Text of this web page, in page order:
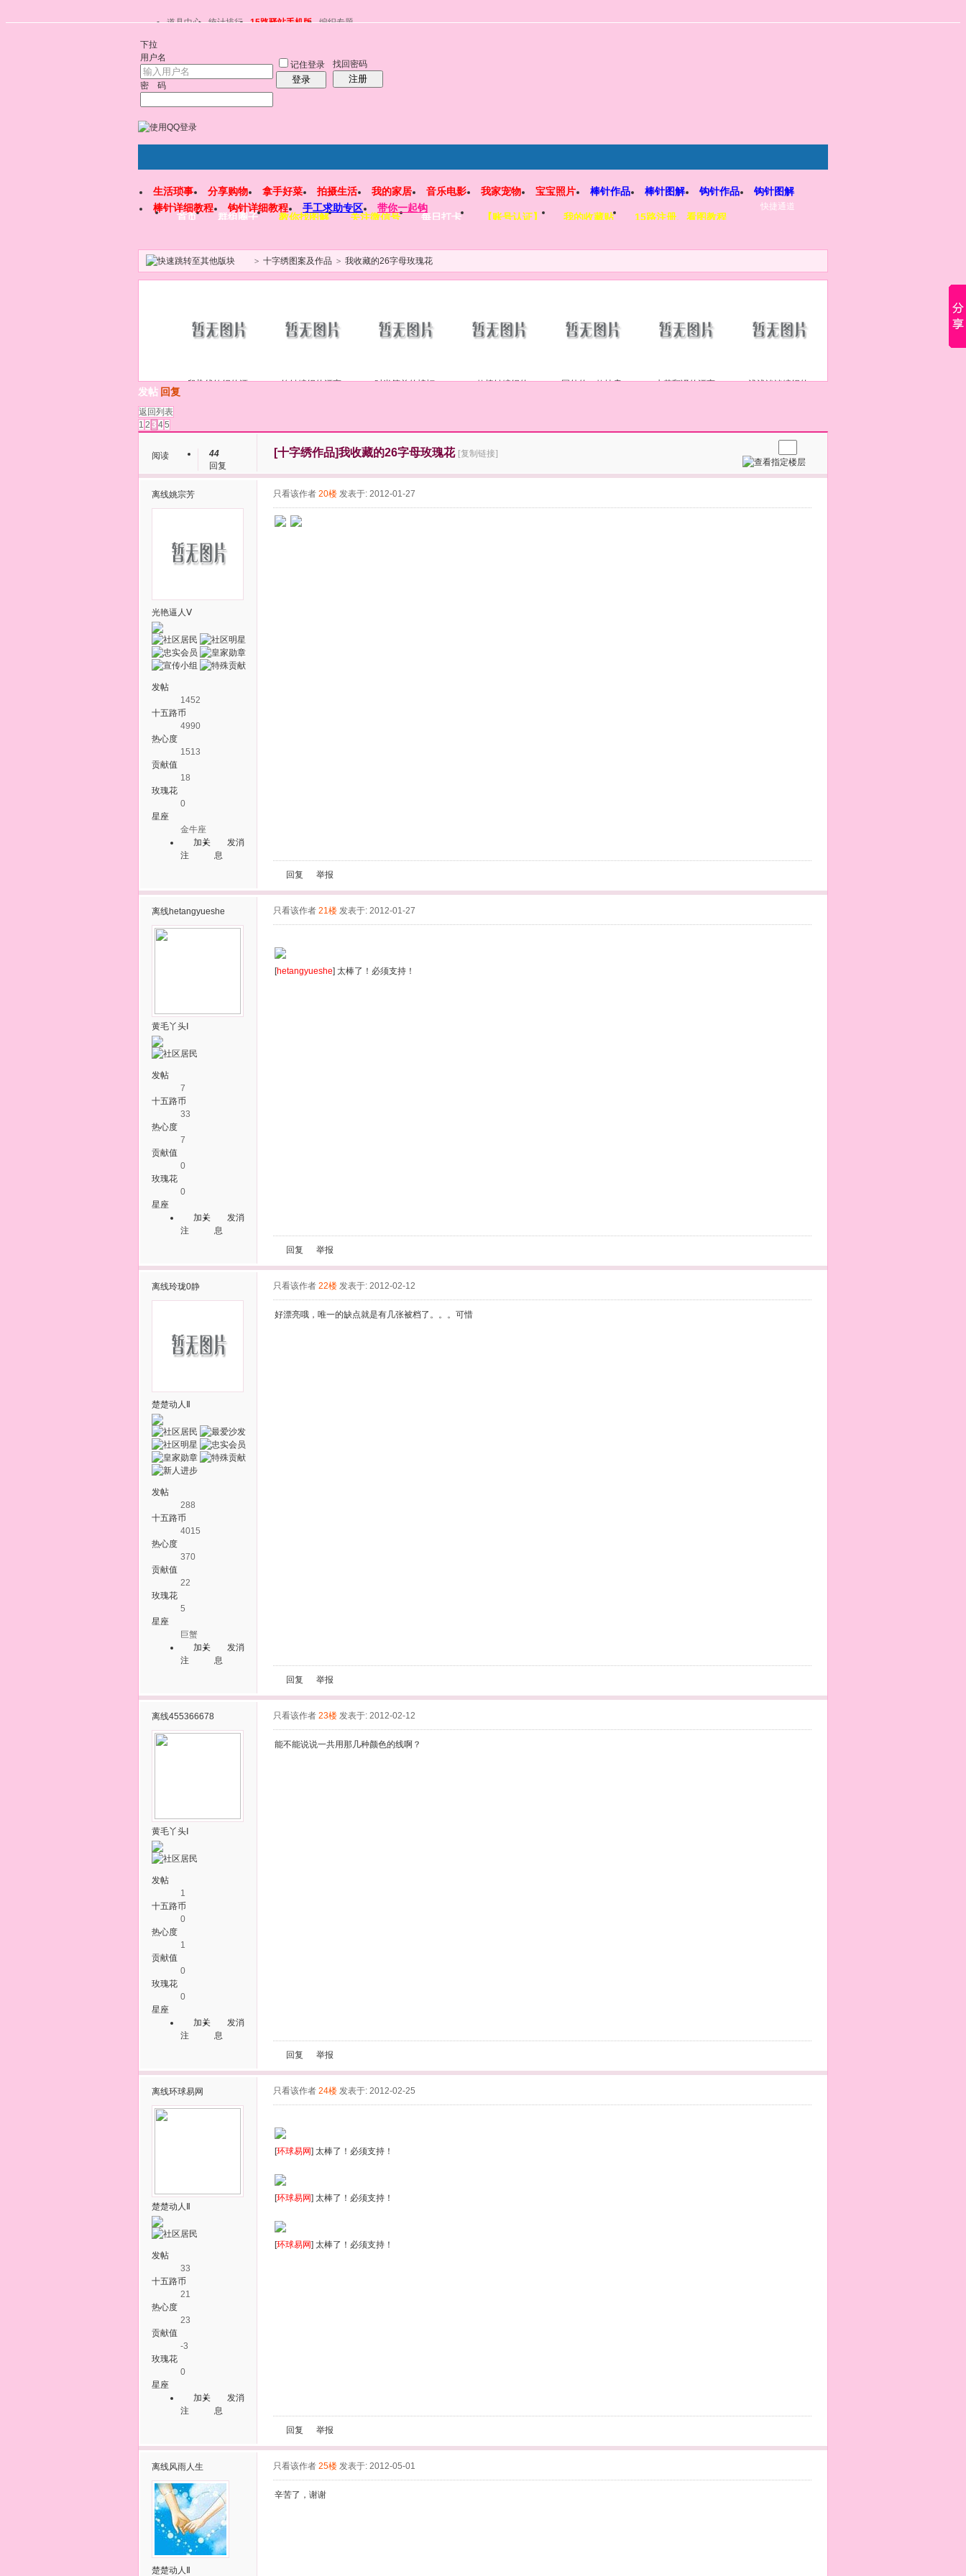
道具中心 统计排行 15路驿站手机版 编织专题
下拉
用户名
密 码
记住登录
登录
找回密码
注册
快捷通道
首页 群组圈子 教你找图解 关注微信号 每日打卡 【账号认证】 我的收藏贴 15路注册、看图教程
生活琐事 分享购物 拿手好菜 拍摄生活 我的家居 音乐电影 我家宠物 宝宝照片 棒针作品 棒针图解 钩针作品
钩针图解
棒针详细教程
钩针详细教程 手工求助专区 带你一起钩
> 十字绣图案及作品 > 我收藏的26字母玫瑰花
段染线钩织的漂 钩针编织的漂亮 时尚简单的蝙蝠 一款棒针编织的 国外的一款披肩 水若翻译的漂亮 浅浅淡淡编织的
发帖 回复
返回列表
1 2 3 45
阅读
44
回复
[十字绣作品]我收藏的26字母玫瑰花 [复制链接]
离线姚宗芳
光艳逼人Ⅴ
发帖
1452
十五路币
4990
热心度
1513
贡献值
18
玫瑰花
0
星座
金牛座
加关
注
发消
息
只看该作者 20楼 发表于: 2012-01-27
回复 举报
离线hetangyueshe
黄毛丫头Ⅰ
发帖
7
十五路币
33
热心度
7
贡献值
0
玫瑰花
0
星座
加关
注
发消
息
只看该作者 21楼 发表于: 2012-01-27
[hetangyueshe] 太棒了！必须支持！
回复 举报
离线玲珑0静
楚楚动人Ⅱ
发帖
288
十五路币
4015
热心度
370
贡献值
22
玫瑰花
5
星座
巨蟹
加关
注
发消
息
只看该作者 22楼 发表于: 2012-02-12
好漂亮哦，唯一的缺点就是有几张被档了。。。可惜
回复 举报
离线455366678
黄毛丫头Ⅰ
发帖
1
十五路币
0
热心度
1
贡献值
0
玫瑰花
0
星座
加关
注
发消
息
只看该作者 23楼 发表于: 2012-02-12
能不能说说一共用那几种颜色的线啊？
回复 举报
离线环球易网
楚楚动人Ⅱ
发帖
33
十五路币
21
热心度
23
贡献值
-3
玫瑰花
0
星座
加关
注
发消
息
只看该作者 24楼 发表于: 2012-02-25
[环球易网] 太棒了！必须支持！
[环球易网] 太棒了！必须支持！
[环球易网] 太棒了！必须支持！
回复 举报
离线风雨人生
楚楚动人Ⅱ
只看该作者 25楼 发表于: 2012-05-01
辛苦了，谢谢